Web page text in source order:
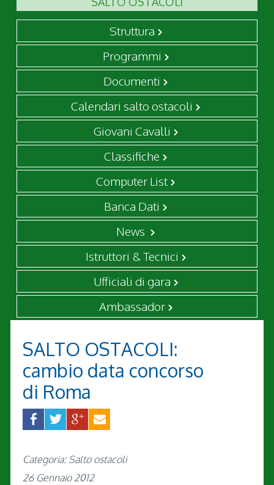
Struttura
Programmi
Documenti
Calendari salto ostacoli
Giovani Cavalli
Classifiche
Computer List
Banca Dati
News
Istruttori & Tecnici
Ufficiali di gara
Ambassador
SALTO OSTACOLI:
cambio data concorso
di Roma
Categoria: Salto ostacoli
26 Gennaio 2012